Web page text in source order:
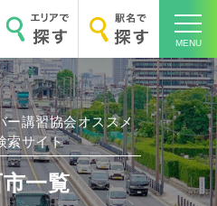
MENU
ーム
ー講習協会オススメ
索サイト
一覧